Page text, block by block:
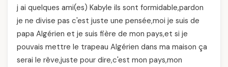
j ai quelques ami(es) Kabyle ils sont formidable,pardon
je ne divise pas c'est juste une pensée,moi je suis de
papa Algérien et je suis fière de mon pays,et si je
pouvais mettre le trapeau Algérien dans ma maison ça
serai le rêve,juste pour dire,c'est mon pays,mon